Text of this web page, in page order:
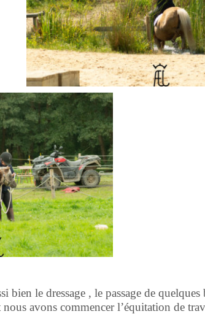
bien le dressage , le passage de
avons commencer l’équitation de